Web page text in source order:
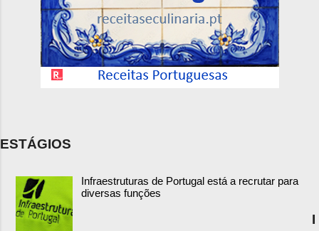
ESTÁGIOS
Infraestruturas de Portugal está a recrutar para
diversas funções
I